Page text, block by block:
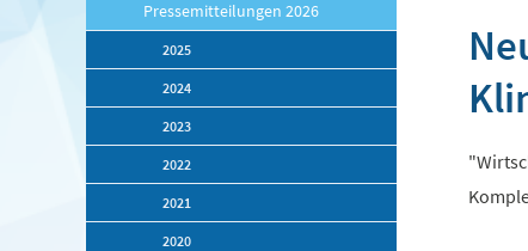
Pressemitteilungen 2026
2025
2024
2023
2022
2021
2020